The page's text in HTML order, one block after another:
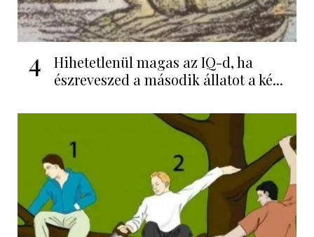
4
Hihetetlenül magas az IQ-d, ha
észreveszed a második állatot a ké...